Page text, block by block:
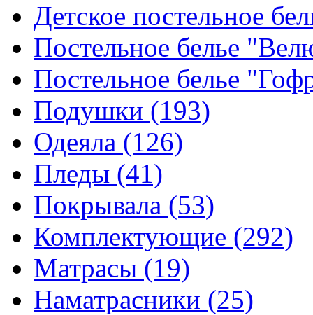
Детское постельное
Постельное белье
Постельное белье
Подушки (193)
Одеяла (126)
Пледы (41)
Покрывала (53)
Комплектующие (292)
Матрасы (19)
Наматрасники (25)